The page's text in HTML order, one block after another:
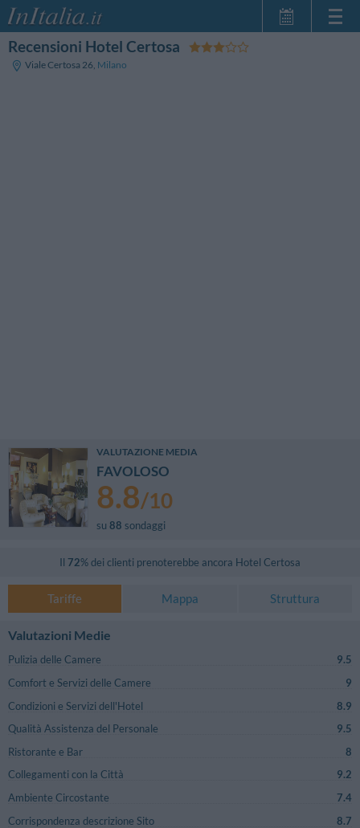
Home Page
Recensioni Hotel Certosa
Viale Certosa 26, Milano
VALUTAZIONE MEDIA
FAVOLOSO
8.8/10
su 88 sondaggi
Il 72% dei clienti prenoterebbe ancora Hotel Certosa
Tariffe Mappa Struttura
Valutazioni Medie
Pulizia delle Camere
9.5
Comfort e Servizi delle Camere
9
Condizioni e Servizi dell'Hotel
8.9
Qualità Assistenza del Personale
9.5
Ristorante e Bar
8
Collegamenti con la Città
9.2
Ambiente Circostante
7.4
Corrispondenza descrizione Sito
8.7